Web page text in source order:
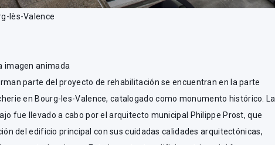
lès-Valence
imagen animada
parte del proyecto de rehabilitación se encuentran en la parte
en Bourg-les-Valence, catalogado como monumento histórico. La
fue llevado a cabo por el arquitecto municipal Philippe Prost, que
del edificio principal con sus cuidadas calidades arquitectónicas,